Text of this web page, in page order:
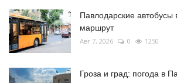
Павлодарские
маршрут
Авг 7, 2026 0 1250
Гроза и град: погода в